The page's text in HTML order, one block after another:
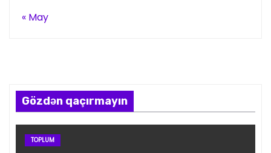
« May
Gözdən qaçırmayın
TOPLUM